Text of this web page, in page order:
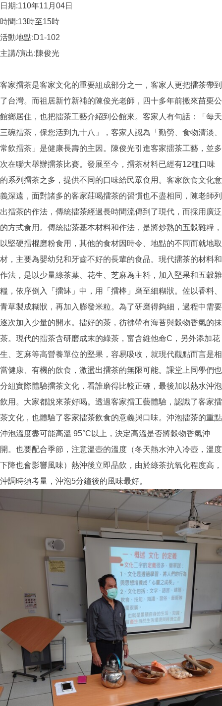
日期:110年11月04日
時間:13時至15時
活動地點:D1-102
主講/演出:陳俊光
客家擂茶是客家文化的重要組成部分之一，客家人更把擂茶帶到
了台灣。而祖居新竹新補的陳俊光老師，四十多年前搬來苗栗公
館鄉居住，也把擂茶工藝介紹到公館來。客家人有句話：「每天
三碗擂茶，保您活到九十八」，客家人認為「勤勞、食物清淡、
常飲擂茶」是健康長壽的主因。陳俊光引進客家擂茶工藝，並多
次在聯大舉辦擂茶比賽。發展至今，擂茶材料已經有12種口味
的系列擂茶之多，提供不同的口味給民眾食用。客家飲食文化意
義深遠，面對諸多的客家莊喝擂茶的習慣也不盡相同，陳老師列
出擂茶的作法，傳統擂茶經過長時間流傳到了現代，而採用廣泛
的方式食用。傳統擂茶基本材料和作法，是將炒熟的五穀雜糧，
以堅硬擂棍磨粉食用，其他的食材因時令、地點的不同而就地取
材，主要為嬰幼兒和牙齒不好的長輩的食品。現代擂茶的材料和
作法，是以少量綠茶葉、花生、芝麻為主料，加入堅果和五穀雜
糧，依序倒入「擂缽」中，用「擂棒」磨至細糊狀。佐以香料、
青草製成糊狀，再加入膨發米粒。為了研磨得夠細，過程中需要
逐次加入少量的開水。擂好的茶，彷彿帶有海苔與穀物香氣的抹
茶。現代的擂茶含研磨成末的綠茶，富含維他命C，另外添加花
生、芝麻等高營養單位的堅果，容易吸收，就現代觀點而言是相
當健康、有機的飲食，激盪出擂茶的無限可能。課堂上同學們也
分組實際體驗擂茶文化，看誰磨得比較正確，最後加以熱水沖泡
飲用。大家都說來茶好喝。透過客家擂工藝體驗，認識了客家擂
茶文化，也體驗了客家擂茶飲食的意義與口味。沖泡擂茶的重點
沖泡溫度盡可能高溫 95°C以上，決定高溫是否將穀物香氣沖
開。也要配合季節，注意溫壺的溫度（冬天熱水沖入冷壺，溫度
下降也會影響風味）熱沖後立即品飲，由於綠茶抗氧化程度高，
沖調時須考量，沖泡5分鐘後的風味最好。